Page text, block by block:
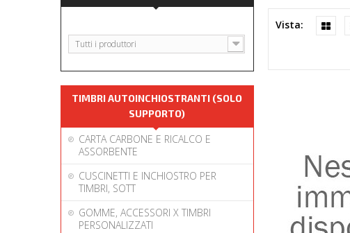
Tutti i produttori
TIMBRI AUTOINCHIOSTRANTI (SOLO
SUPPORTO)
CARTA CARBONE E RICALCO E
ASSORBENTE
CUSCINETTI E INCHIOSTRO PER
TIMBRI, SOTT
GOMME, ACCESSORI X TIMBRI
PERSONALIZZATI
Vista: